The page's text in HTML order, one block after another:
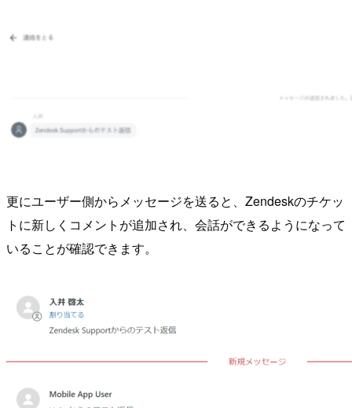
更にユーザー側からメッセージを送ると、Zendeskのチケッ
トに新しくコメントが追加され、会話ができるようになって
いることが確認できます。